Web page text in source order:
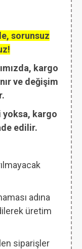
sorunsuz
kargo
ve değişim
yoksa, kargo
edilir.
adına
üretim
siparişler